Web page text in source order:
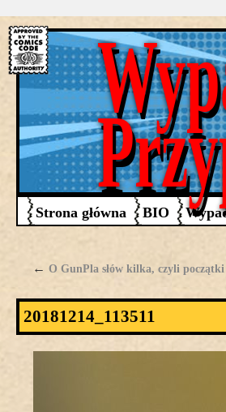
Strona główna BIO
← O GunPla słów kilka, czyli
20181214_113511